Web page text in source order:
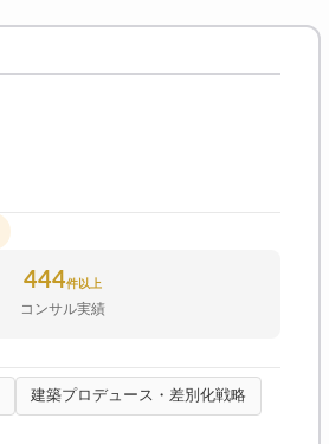
444件以上
コンサル実績
建築プロデュース・差別化戦略